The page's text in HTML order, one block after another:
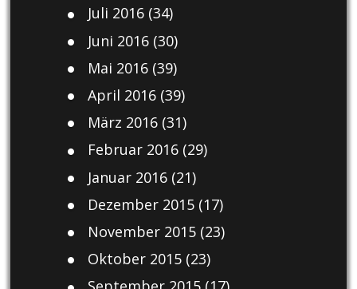
Juli 2016(34)
Juni 2016(30)
Mai 2016(39)
April 2016(39)
März 2016(31)
Februar 2016(29)
Januar 2016(21)
Dezember 2015(17)
November 2015(23)
Oktober 2015(23)